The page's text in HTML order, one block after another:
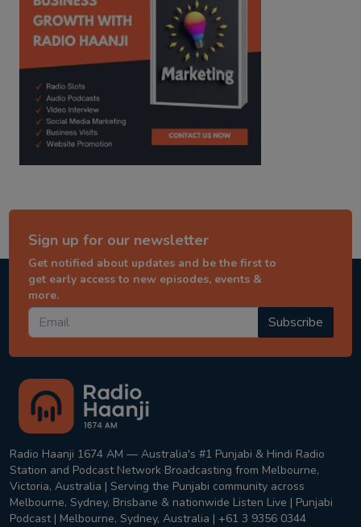
Sign up for our newsletter
Get notified about updates and be the first to
get early access to new episodes, events &
more.
Subscribe
Radio Haanji 1674 AM — Australia's #1 Punjabi & Hindi Radio
Station and Podcast Network Broadcasting from Melbourne,
Victoria, Australia | Serving the Punjabi community across
Melbourne, Sydney, Brisbane & nationwide Listen Live | Punjabi
Podcast | Melbourne, Sydney, Australia | +61 3 9356 0344